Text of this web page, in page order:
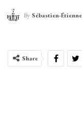
By Sébastien-Étienne
Share